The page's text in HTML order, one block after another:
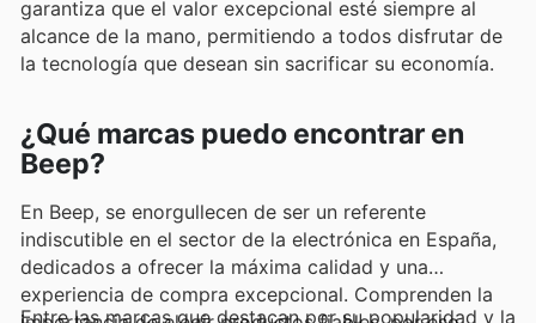
garantiza que el valor excepcional esté siempre al
alcance de la mano, permitiendo a todos disfrutar de
la tecnología que desean sin sacrificar su economía.
¿Qué marcas puedo encontrar en
Beep?
En Beep, se enorgullecen de ser un referente
indiscutible en el sector de la electrónica en España,
dedicados a ofrecer la máxima calidad y una
experiencia de compra excepcional. Comprenden la
Entre las marcas que destacan por su popularidad y la